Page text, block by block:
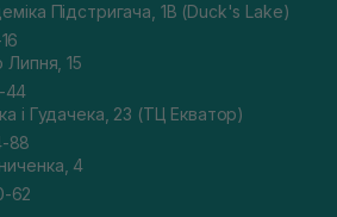
Підстригача, 1В (Duck's Lake)
Липня, 15
44
і Гудачека, 23 (ТЦ Екватор)
88
4
62